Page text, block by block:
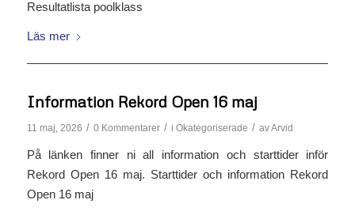
Resultatlista poolklass
Läs mer
Information Rekord Open 16 maj
11 maj, 2026 / 0 Kommentarer / i Okategoriserade / avArvid
På länken finner ni all information och starttider inför
Rekord Open 16 maj. Starttider och information Rekord
Open 16 maj